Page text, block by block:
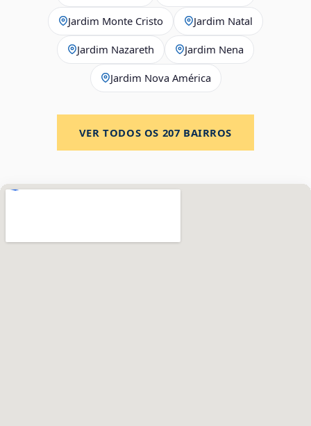
Jardim Monte Cristo Jardim Natal
Jardim Nazareth Jardim Nena
Jardim Nova América
VER TODOS OS 207 BAIRROS